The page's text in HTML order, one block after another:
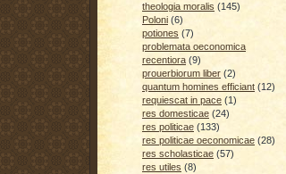
theologia moralis (145)
Poloni (6)
potiones (7)
problemata oeconomica
recentiora (9)
prouerbiorum liber (2)
quantum homines efficiant (12)
requiescat in pace (1)
res domesticae (24)
res politicae (133)
res politicae oeconomicae (28)
res scholasticae (57)
res utiles (8)